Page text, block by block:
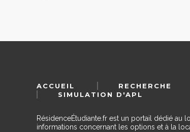
ACCUEIL RECHERCHE
SIMULATION D'APL
RésidenceÉtudiante.fr est un portail dédié au
informations concernant les options et à la